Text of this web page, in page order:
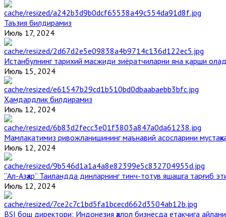
Таъзия билдирамиз
Июль 17, 2024
Истанбулнинг тарихий масжиди зиёратчиларни яна қарши
Июль 15, 2024
Ҳамдардлик билдирамиз
Июль 12, 2024
Мамлакатимиз ривожланишининг маънавий асосларини
Июль 12, 2024
“Ал-Азҳар” Таиландда динларнинг тинч-тотув яшашга тарғиб
Июль 12, 2024
BSI бош директори: Индонезия ҳалол бизнесда етакчига